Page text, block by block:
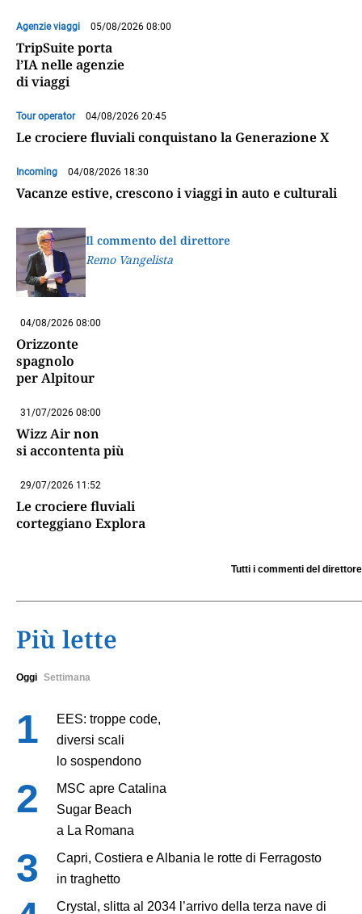
Agenzie viaggi 05/08/2026 08:00
TripSuite porta
l’IA nelle agenzie
di viaggi
Tour operator 04/08/2026 20:45
Le crociere fluviali conquistano la Generazione X
Incoming 04/08/2026 18:30
Vacanze estive, crescono i viaggi in auto e culturali
Il commento del direttore
Remo Vangelista
04/08/2026 08:00
Orizzonte
spagnolo
per Alpitour
31/07/2026 08:00
Wizz Air non
si accontenta più
29/07/2026 11:52
Le crociere fluviali
corteggiano Explora
Tutti i commenti del direttore
Più lette
Oggi Settimana
EES: troppe code,
diversi scali
lo sospendono
MSC apre Catalina
Sugar Beach
a La Romana
Capri, Costiera e Albania le rotte di Ferragosto
in traghetto
Crystal, slitta al 2034 l’arrivo della terza nave di